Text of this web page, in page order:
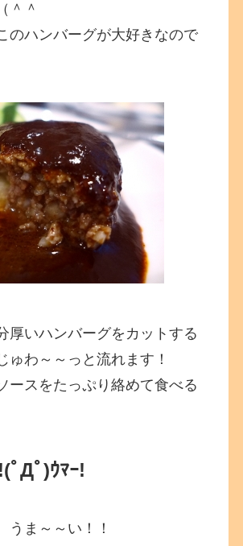
＾＾
のハンバーグが大好きなので
厚いハンバーグをカットする
ゅわ～～っと流れます！
ースをたっぷり絡めて食べる
ﾟДﾟ)ｳﾏｰ!
うま～～い！！